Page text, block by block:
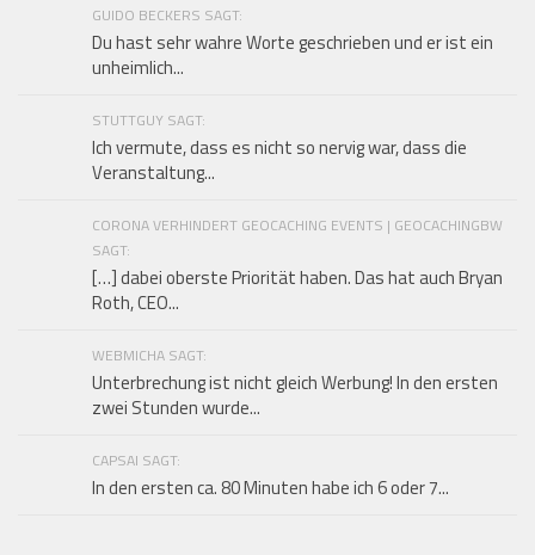
GUIDO BECKERS SAGT:
Du hast sehr wahre Worte geschrieben und er ist ein
unheimlich...
STUTTGUY SAGT:
Ich vermute, dass es nicht so nervig war, dass die
Veranstaltung...
CORONA VERHINDERT GEOCACHING EVENTS | GEOCACHINGBW
SAGT:
[…] dabei oberste Priorität haben. Das hat auch Bryan
Roth, CEO...
WEBMICHA SAGT:
Unterbrechung ist nicht gleich Werbung! In den ersten
zwei Stunden wurde...
CAPSAI SAGT:
In den ersten ca. 80 Minuten habe ich 6 oder 7...